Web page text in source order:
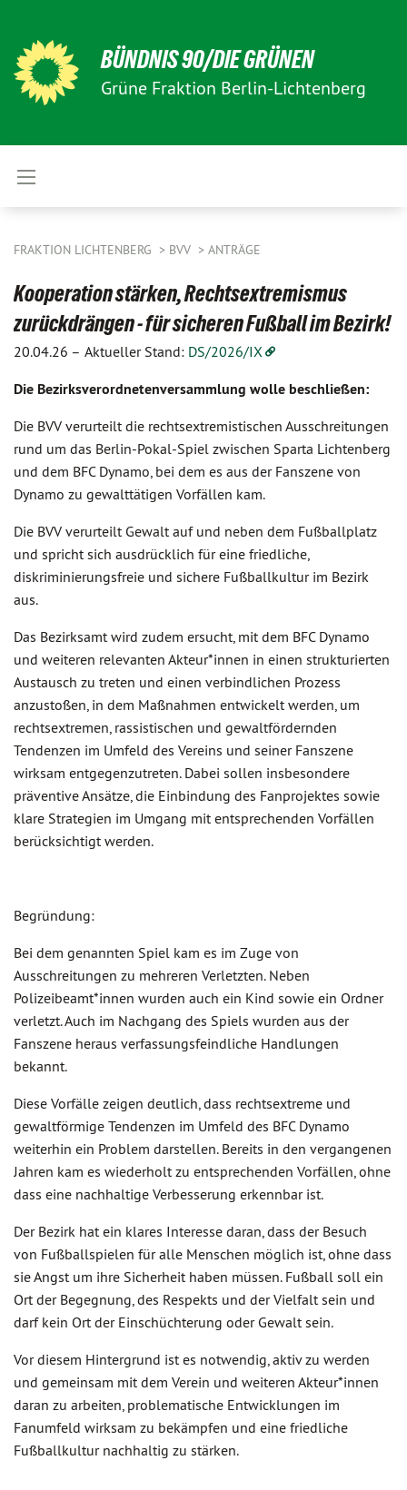
BÜNDNIS 90/DIE GRÜNEN
Grüne Fraktion Berlin-Lichtenberg
FRAKTION LICHTENBERG BVV ANTRÄGE
Kooperation stärken, Rechtsextremismus
zurückdrängen - für sicheren Fußball im Bezirk!
20.04.26 – Aktueller Stand: DS/2026/IX
Die Bezirksverordnetenversammlung wolle beschließen:
Die BVV verurteilt die rechtsextremistischen Ausschreitungen
rund um das Berlin-Pokal-Spiel zwischen Sparta Lichtenberg
und dem BFC Dynamo, bei dem es aus der Fanszene von
Dynamo zu gewalttätigen Vorfällen kam.
Die BVV verurteilt Gewalt auf und neben dem Fußballplatz
und spricht sich ausdrücklich für eine friedliche,
diskriminierungsfreie und sichere Fußballkultur im Bezirk
aus.
Das Bezirksamt wird zudem ersucht, mit dem BFC Dynamo
und weiteren relevanten Akteur*innen in einen strukturierten
Austausch zu treten und einen verbindlichen Prozess
anzustoßen, in dem Maßnahmen entwickelt werden, um
rechtsextremen, rassistischen und gewaltfördernden
Tendenzen im Umfeld des Vereins und seiner Fanszene
wirksam entgegenzutreten. Dabei sollen insbesondere
präventive Ansätze, die Einbindung des Fanprojektes sowie
klare Strategien im Umgang mit entsprechenden Vorfällen
berücksichtigt werden.
Begründung:
Bei dem genannten Spiel kam es im Zuge von
Ausschreitungen zu mehreren Verletzten. Neben
Polizeibeamt*innen wurden auch ein Kind sowie ein Ordner
verletzt. Auch im Nachgang des Spiels wurden aus der
Fanszene heraus verfassungsfeindliche Handlungen
bekannt.
Diese Vorfälle zeigen deutlich, dass rechtsextreme und
gewaltförmige Tendenzen im Umfeld des BFC Dynamo
weiterhin ein Problem darstellen. Bereits in den vergangenen
Jahren kam es wiederholt zu entsprechenden Vorfällen, ohne
dass eine nachhaltige Verbesserung erkennbar ist.
Der Bezirk hat ein klares Interesse daran, dass der Besuch
von Fußballspielen für alle Menschen möglich ist, ohne dass
sie Angst um ihre Sicherheit haben müssen. Fußball soll ein
Ort der Begegnung, des Respekts und der Vielfalt sein und
darf kein Ort der Einschüchterung oder Gewalt sein.
Vor diesem Hintergrund ist es notwendig, aktiv zu werden
und gemeinsam mit dem Verein und weiteren Akteur*innen
daran zu arbeiten, problematische Entwicklungen im
Fanumfeld wirksam zu bekämpfen und eine friedliche
Fußballkultur nachhaltig zu stärken.